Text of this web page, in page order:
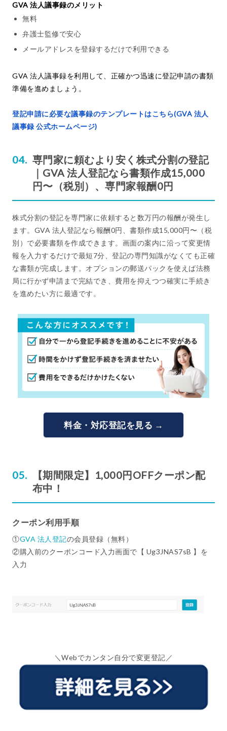
GVA 法人議事録のメリット
無料
弁護士監修で安心
メールアドレスを登録するだけで利用できる
GVA 法人議事録を利用して、正確かつ迅速に登記申請の書類
準備を進めましょう。
登記申請に必要な議事録のテンプレートはこちら(GVA 法人
議事録 公式ホームページ)
専門家に頼むより安く株式分割の登記
｜GVA 法人登記なら書類作成15,000
円〜（税別）、専門家報酬0円
株式分割の登記を専門家に依頼すると数万円の報酬が発生し
ます。GVA 法人登記なら報酬0円、書類作成15,000円〜（税
別）で必要書類を作成できます。画面の案内に沿って変更情
報を入力するだけで最短7分、登記の専門知識がなくても正確
な書類が完成します。オプションの郵送パックを使えば法務
局に行かず申請まで完結でき、費用を抑えつつ確実に手続き
を進めたい方に最適です。
料金・対応登記を見る →
【期間限定】1,000円OFFクーポン配
布中！
クーポン利用手順
①GVA 法人登記の会員登録（無料）
②購入前のクーポンコード入力画面で【 Ug3JNAS7sB 】を
入力
＼Webでカンタン自分で変更登記／